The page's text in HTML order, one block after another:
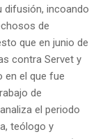
difusión, incoando
de
que en junio de
contra Servet y
en el que fue
de
el periodo
teólogo y